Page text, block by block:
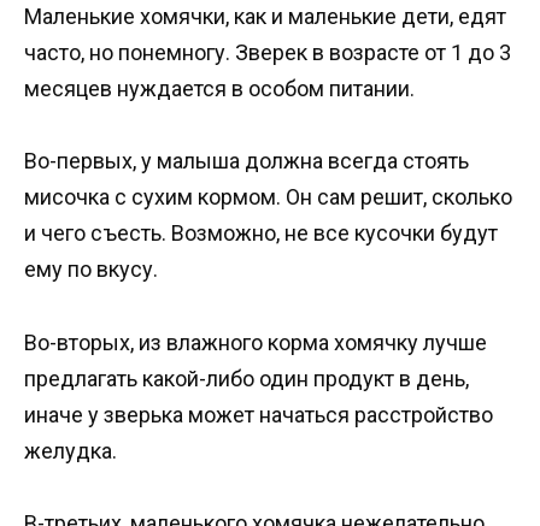
Маленькие хомячки, как и маленькие дети, едят
часто, но понемногу. Зверек в возрасте от 1 до 3
месяцев нуждается в особом питании.
Во-первых, у малыша должна всегда стоять
мисочка с сухим кормом. Он сам решит, сколько
и чего съесть. Возможно, не все кусочки будут
ему по вкусу.
Во-вторых, из влажного корма хомячку лучше
предлагать какой-либо один продукт в день,
иначе у зверька может начаться расстройство
желудка.